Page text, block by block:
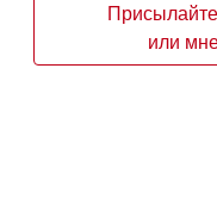
или